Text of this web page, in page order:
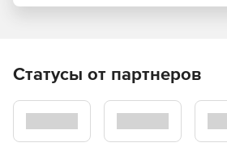
Статусы от партнеров